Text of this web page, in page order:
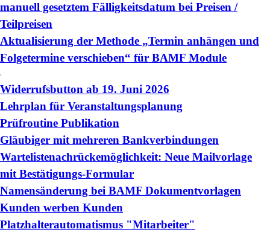
manuell gesetztem Fälligkeitsdatum bei Preisen /
Teilpreisen
Aktualisierung der Methode „Termin anhängen und
Folgetermine verschieben“ für BAMF Module
Widerrufsbutton ab 19. Juni 2026
Lehrplan für Veranstaltungsplanung
Prüfroutine Publikation
Gläubiger mit mehreren Bankverbindungen
Wartelistenachrückemöglichkeit: Neue Mailvorlage
mit Bestätigungs-Formular
Namensänderung bei BAMF Dokumentvorlagen
Kunden werben Kunden
Platzhalterautomatismus "Mitarbeiter"